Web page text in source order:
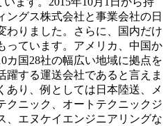
ングス株式会社と事業会社の日
わりました。さらに、国内だけ
っています。アメリカ、中国か
カ国28社の幅広い地域に拠点を
躍する運送会社であると言えま
あり、例としては日本陸送、メ
クニック、オートテクニックジ
、エヌケイエンジニアリングな